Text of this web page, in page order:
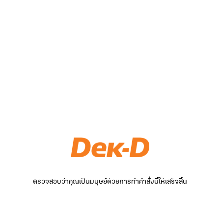
ตรวจสอบว่าคุณเป็นมนุษย์ด้วยการทำคำสั่งนี้ให้เสร็จสิ้น